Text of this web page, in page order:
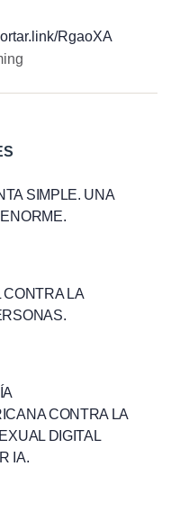
RgaoXA
SIMPLE. UNA
CONTRA LA
CONTRA LA
DIGITAL
IA.